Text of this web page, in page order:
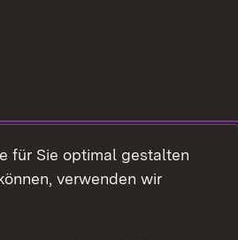
für Sie optimal gestalten
verwenden wir